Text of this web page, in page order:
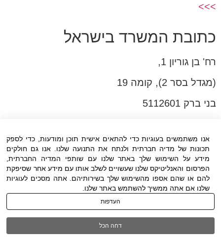
>>>
כתובת המשרד בישראל
רח' בן גוריון 1,
(מגדל בסר 2), קומה 19
בני ברק 5112601
פקס:03-6005531
דוא"ל:office@dwo.co.il
תנאי שימוש|הצהרת נגישות| כל הזכויות
שמורות ל DWO ©
אנו משתמשים בעוגיות כדי להתאים אישית תוכן ומודעות, כדי לספק
תכונות של מדיה חברתית ולנתח את התנועה שלנו. אנו גם חולקים
מידע על השימוש שלך באתר שלנו עם שותפי המדיה החברתית,
הפרסום והאנליטיקס שלנו שעשויים לשלב אותו עם מידע אחר שסיפקת
להם או שהם אספו מהשימוש שלך בשירותיהם. אתה מסכים לעוגיות
שלנו אם אתה ממשיך להשתמש באתר שלנו.
העדפות
דחה הכל